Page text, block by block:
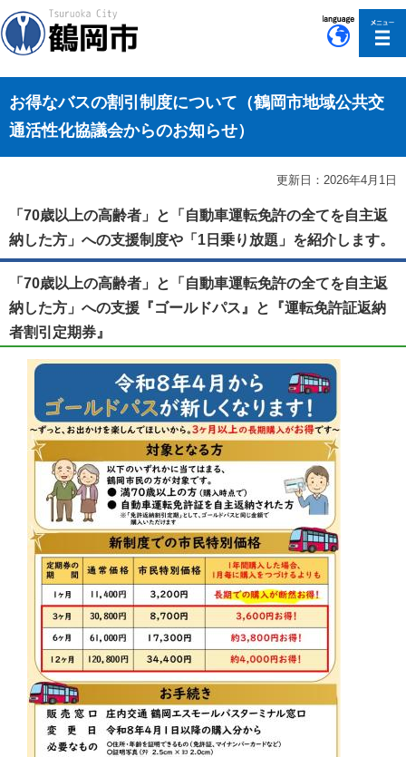
お得なバスの割引制度について（鶴岡市地域公共交
通活性化協議会からのお知らせ）
更新日：2026年4月1日
「70歳以上の高齢者」と「自動車運転免許の全てを自主返
納した方」への支援制度や「1日乗り放題」を紹介します。
「70歳以上の高齢者」と「自動車運転免許の全てを自主返
納した方」への支援『ゴールドパス』と『運転免許証返納
者割引定期券』